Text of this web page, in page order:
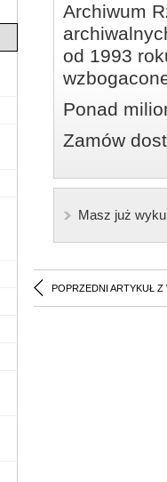
Archiwum
od 1993
Ponad
Zamów
Masz już
POPRZEDNI ARTYKUŁ Z